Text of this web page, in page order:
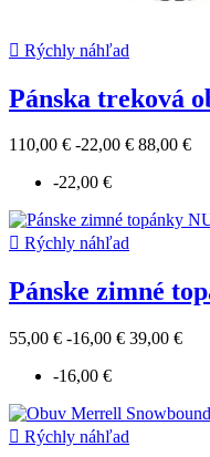
 Rýchly náhľad
Pánska treková
110,00 € -22,00 € 88,00 €
-22,00 €
 Rýchly náhľad
Pánske zimné
55,00 € -16,00 € 39,00 €
-16,00 €
 Rýchly náhľad